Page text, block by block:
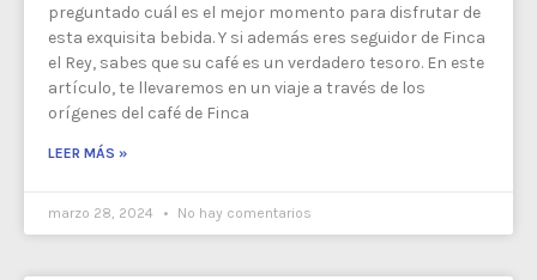
preguntado cuál es el mejor momento para disfrutar de
esta exquisita bebida. Y si además eres seguidor de Finca
el Rey, sabes que su café es un verdadero tesoro. En este
artículo, te llevaremos en un viaje a través de los
orígenes del café de Finca
LEER MÁS »
marzo 28, 2024 No hay comentarios